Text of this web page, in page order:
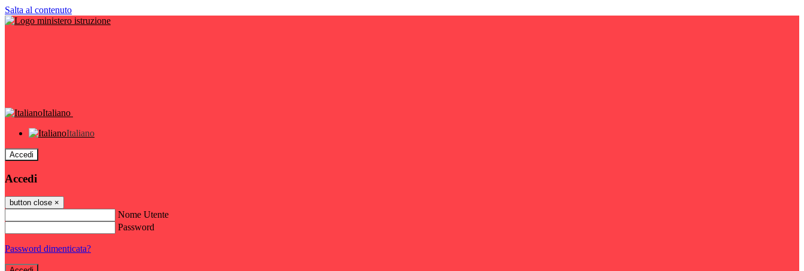
Salta al contenuto
Italiano
Italiano
Accedi
Accedi
button close ×
Nome Utente
Password
Password dimenticata?